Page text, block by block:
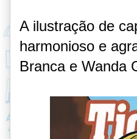
A ilustração de
harmonioso e
Branca e Wanda